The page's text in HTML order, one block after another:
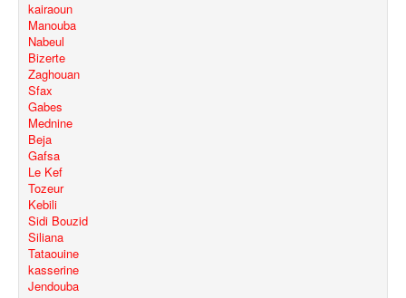
kairaoun
Manouba
Nabeul
Bizerte
Zaghouan
Sfax
Gabes
Mednine
Beja
Gafsa
Le Kef
Tozeur
Kebili
Sidi Bouzid
Siliana
Tataouine
kasserine
Jendouba